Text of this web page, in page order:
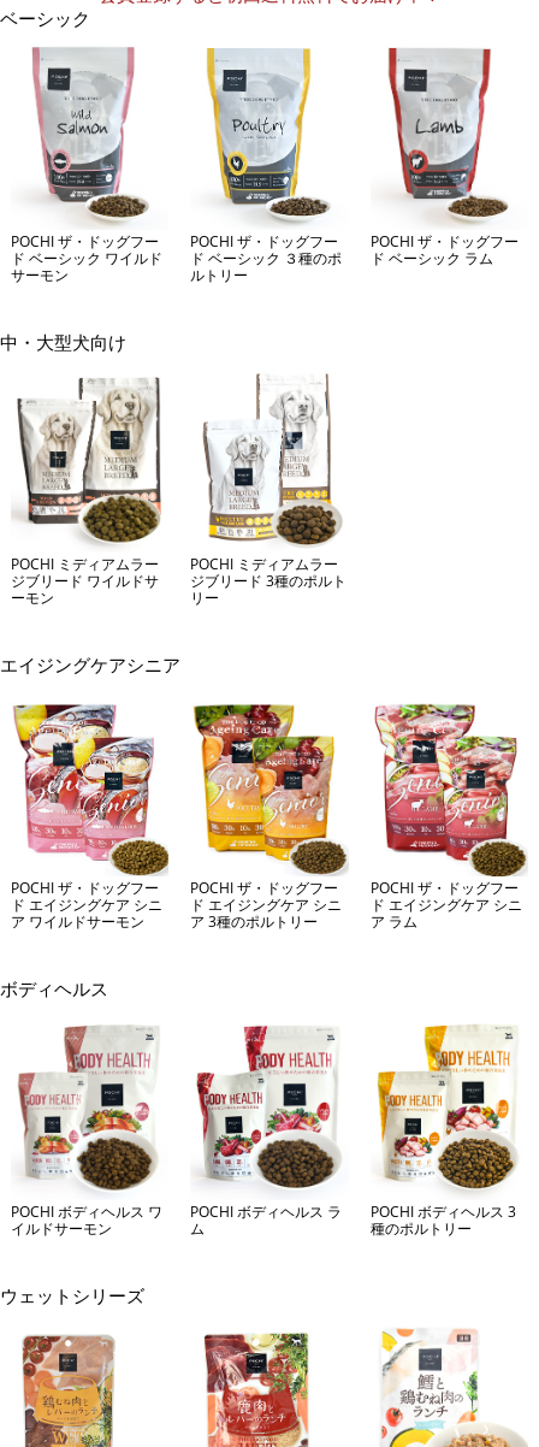
ベーシック
POCHI ザ・ドッグフー
ド ベーシック ワイルド
サーモン
POCHI ザ・ドッグフー
ド ベーシック ３種のポ
ルトリー
POCHI ザ・ドッグフー
ド ベーシック ラム
中・大型犬向け
POCHI ミディアムラー
ジブリード ワイルドサ
ーモン
POCHI ミディアムラー
ジブリード 3種のポルト
リー
エイジングケアシニア
POCHI ザ・ドッグフー
ド エイジングケア シニ
ア ワイルドサーモン
POCHI ザ・ドッグフー
ド エイジングケア シニ
ア 3種のポルトリー
POCHI ザ・ドッグフー
ド エイジングケア シニ
ア ラム
ボディヘルス
POCHI ボディヘルス ワ
イルドサーモン
POCHI ボディヘルス ラ
ム
POCHI ボディヘルス 3
種のポルトリー
ウェットシリーズ